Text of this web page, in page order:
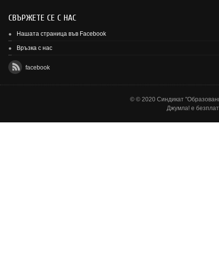
СВЪРЖЕТЕ СЕ С НАС
Нашата страница във Facebook
Връзка с нас
facebook
© © 2020 Синдикат
Джумла! е